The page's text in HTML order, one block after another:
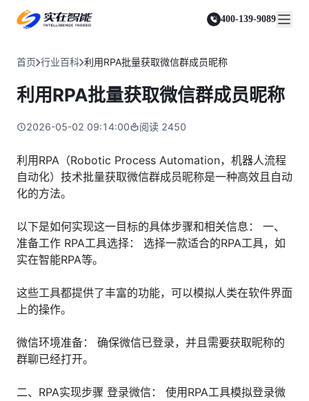
400-139-9089
人人都会用的智能体
智能文档审阅平台
实在 RPA 机器人
可靠的机器人终端
实在 RPA 控制器
全面支持国产信创生态
实在取数宝
一键提数整合，洞察更高效
通信运营商
零售电商
政府及公共服务
能源及制造业
医药行业
金融
运营商
政府
统计税务 | 行政审批 | 基层减负 | 优化营商
资质审核 | 合同审核 | 一项一卷 | 智慧人力
制造业
订单生成 | 库存管控 | 物流监控 | 风险监测
智能辅办 | 要素提取 | 自动立案 | 流程智动
财务
资源与支持
实在学院
智能体市场
合作伙伴
客户支持
关于实在
媒体报道
视频动态
加入我们
首页 行业百科 利用RPA批量获取微信群成员昵称
利用RPA批量获取微信群成员昵称
2026-05-02 09:14:00 阅读 2450
利用RPA（Robotic Process Automation，机器人流程
自动化）技术批量获取微信群成员昵称是一种高效且自动
化的方法。
以下是如何实现这一目标的具体步骤和相关信息： 一、
准备工作 RPA工具选择： 选择一款适合的RPA工具，如
实在智能RPA等。
这些工具都提供了丰富的功能，可以模拟人类在软件界面
上的操作。
微信环境准备： 确保微信已登录，并且需要获取昵称的
群聊已经打开。
二、RPA实现步骤 登录微信： 使用RPA工具模拟登录微